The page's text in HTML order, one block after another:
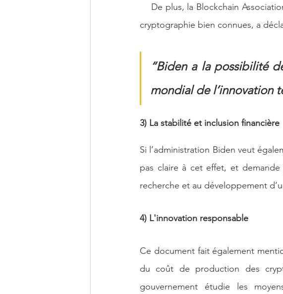
cryptographie bien connues, a
“Biden a la possibilité
mondial de l’innovation
3) La stabilité et inclusion financière
Si l’administration Biden veut
pas claire à cet effet, et
recherche et au développement
4) L'innovation responsable
Ce document fait également
du coût de production des